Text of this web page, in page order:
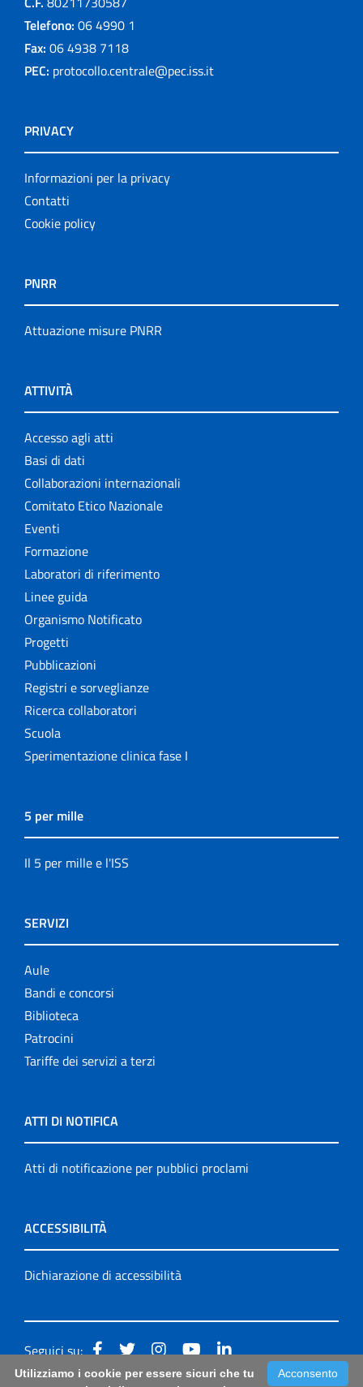
Telefono: 06 4990 1
Fax: 06 4938 7118
PEC: protocollo.centrale@pec.iss.it
PRIVACY
Informazioni per la privacy
Contatti
Cookie policy
PNRR
Attuazione misure PNRR
ATTIVITÀ
Accesso agli atti
Basi di dati
Collaborazioni internazionali
Comitato Etico Nazionale
Eventi
Formazione
Laboratori di riferimento
Linee guida
Organismo Notificato
Progetti
Pubblicazioni
Registri e sorveglianze
Ricerca collaboratori
Scuola
Sperimentazione clinica fase I
5 per mille
Il 5 per mille e l'ISS
SERVIZI
Aule
Bandi e concorsi
Biblioteca
Patrocini
Tariffe dei servizi a terzi
ATTI DI NOTIFICA
Atti di notificazione per pubblici proclami
ACCESSIBILITÀ
Dichiarazione di accessibilità
Seguici su:
Acconsento
Utilizziamo i cookie per essere sicuri che tu